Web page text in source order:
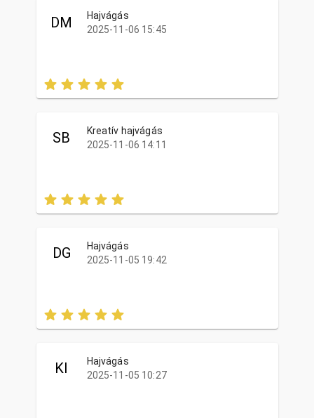
DM
Hajvágás
2025-11-06 15:45
SB
Kreatív hajvágás
2025-11-06 14:11
DG
Hajvágás
2025-11-05 19:42
KI
Hajvágás
2025-11-05 10:27